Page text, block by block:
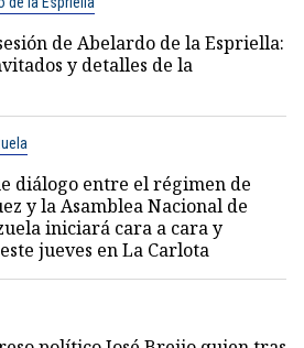
de Abelardo de la Espriella:
y detalles de la
diálogo entre el régimen de
y la Asamblea Nacional de
iniciará cara a cara y
jueves en La Carlota